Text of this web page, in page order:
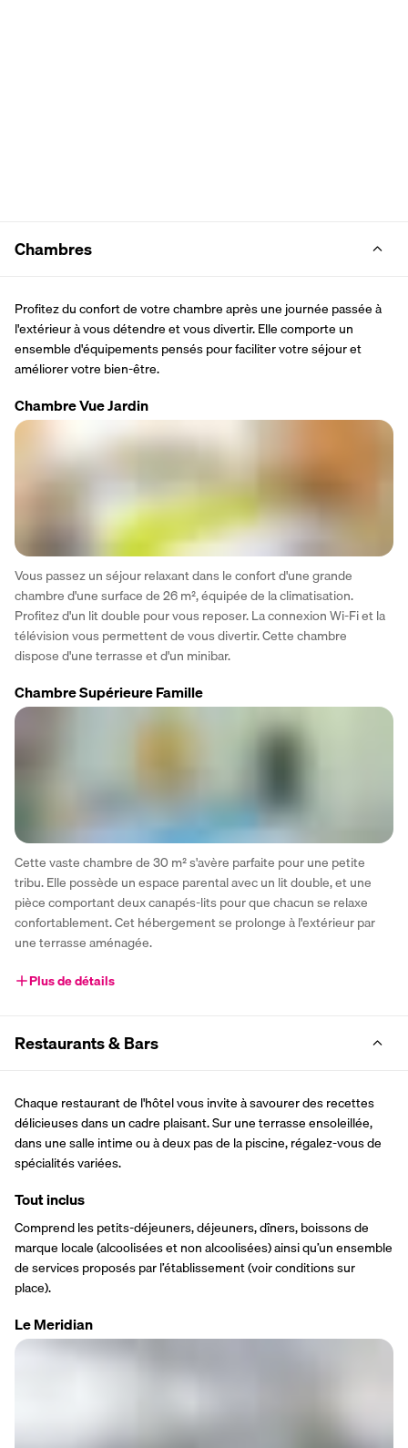
Chambres
Profitez du confort de votre chambre après une journée passée à
l'extérieur à vous détendre et vous divertir. Elle comporte un
ensemble d'équipements pensés pour faciliter votre séjour et
améliorer votre bien-être.
Chambre Vue Jardin
Vous passez un séjour relaxant dans le confort d'une grande
chambre d'une surface de 26 m², équipée de la climatisation.
Profitez d'un lit double pour vous reposer. La connexion Wi-Fi et la
télévision vous permettent de vous divertir. Cette chambre
dispose d'une terrasse et d'un minibar.
Chambre Supérieure Famille
Cette vaste chambre de 30 m² s'avère parfaite pour une petite
tribu. Elle possède un espace parental avec un lit double, et une
pièce comportant deux canapés-lits pour que chacun se relaxe
confortablement. Cet hébergement se prolonge à l'extérieur par
une terrasse aménagée.
Plus de détails
Restaurants & Bars
Chaque restaurant de l'hôtel vous invite à savourer des recettes
délicieuses dans un cadre plaisant. Sur une terrasse ensoleillée,
dans une salle intime ou à deux pas de la piscine, régalez-vous de
spécialités variées.
Tout inclus
Comprend les petits-déjeuners, déjeuners, dîners, boissons de
marque locale (alcoolisées et non alcoolisées) ainsi qu’un ensemble
de services proposés par l’établissement (voir conditions sur
place).
Le Meridian